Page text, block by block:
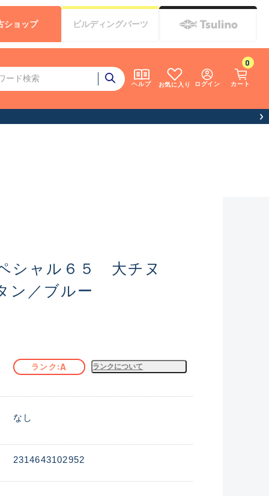
ヘルプ お気に入り ログイン カート
0
ショップ ビルディングパーツ
シャル６５ 大チヌ
／ブルー
ランク A ランクについて
なし
2314643102952